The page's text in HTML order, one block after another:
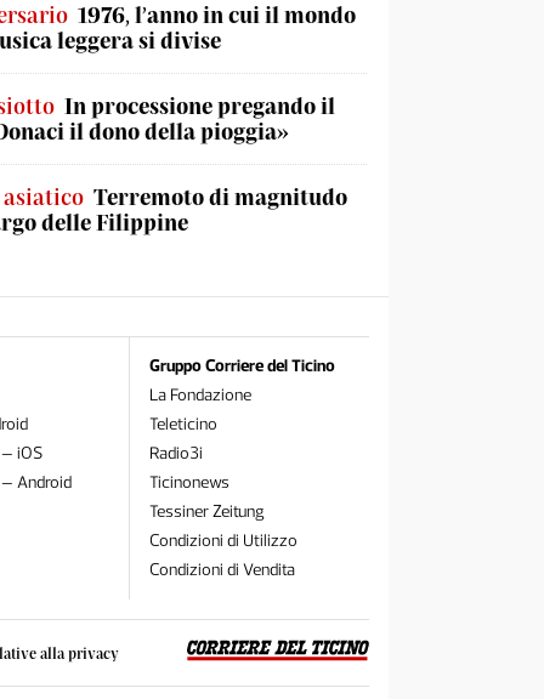
1976, l’anno in cui il mondo
leggera si divise
In processione pregando il
il dono della pioggia»
asiatico Terremoto di magnitudo
delle Filippine
alla privacy
iOS
Android
Gruppo Corriere del Ticino
La Fondazione
Teleticino
Radio3i
Ticinonews
Tessiner Zeitung
Condizioni di Utilizzo
Condizioni di Vendita